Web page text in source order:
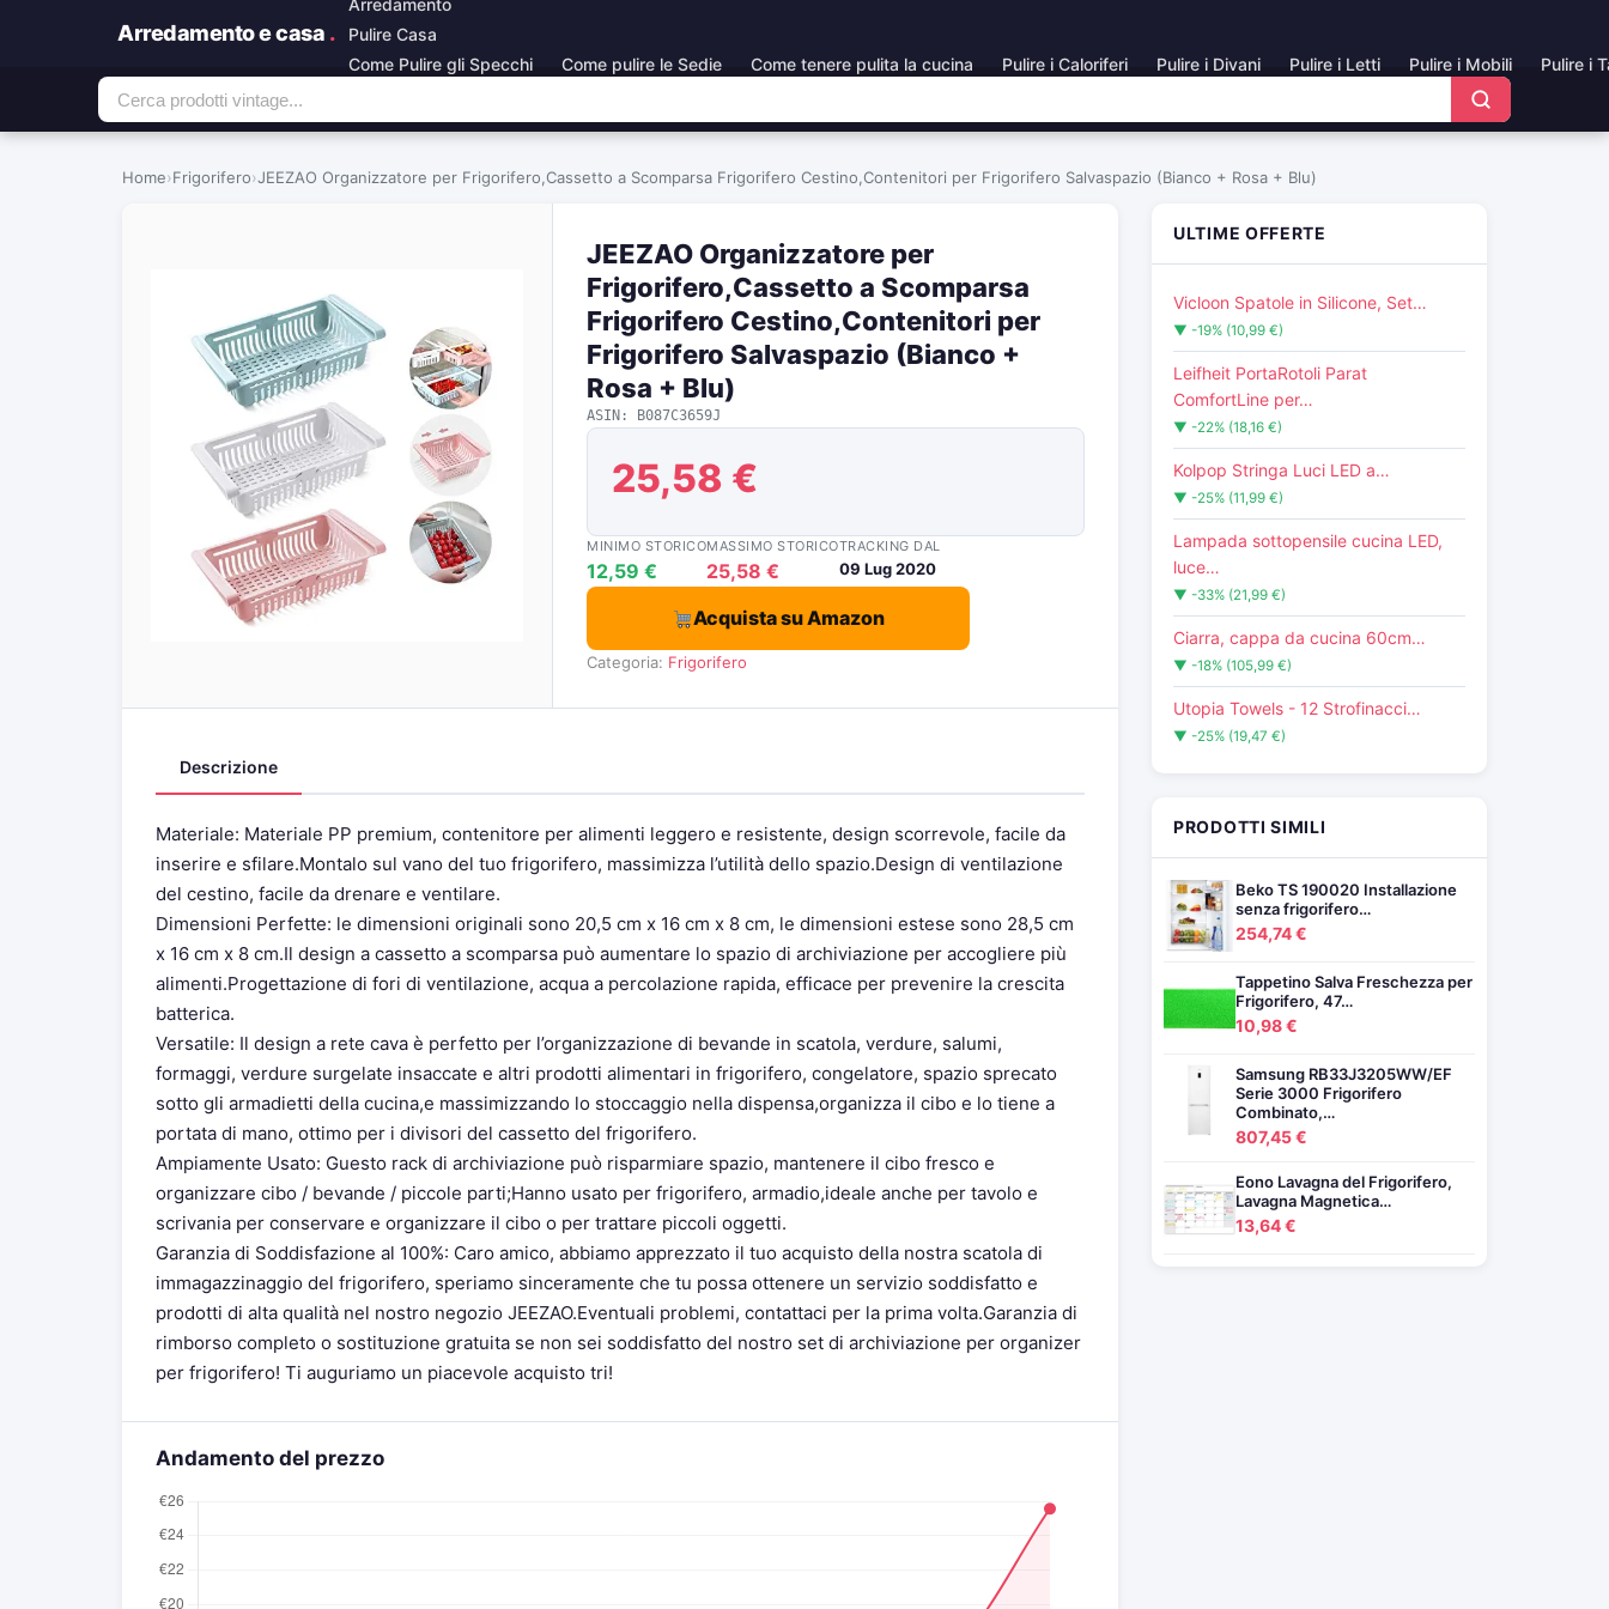
Arredamento e casa .
Pulire Casa
Come Pulire gli Specchi
Come pulire le Sedie Come tenere pulita la cucina Pulire i Caloriferi Pulire i Divani Pulire i Letti Pulire i Mobili Pulire i
Home›Frigorifero›JEEZAO Organizzatore per Frigorifero,Cassetto a Scomparsa Frigorifero Cestino,Contenitori per Frigorifero Salvaspazio (Bianco + Rosa + Blu)
JEEZAO Organizzatore per
Frigorifero,Cassetto a Scomparsa
Frigorifero Cestino,Contenitori per
Frigorifero Salvaspazio (Bianco +
Rosa + Blu)
ASIN: B087C3659J
25,58 €
MINIMO STORICO
12,59 €
MASSIMO STORICO
25,58 €
TRACKING DAL
09 Lug 2020
Acquista su Amazon
Categoria: Frigorifero
Descrizione
Materiale: Materiale PP premium, contenitore per alimenti leggero e resistente, design scorrevole, facile da
inserire e sfilare.Montalo sul vano del tuo frigorifero, massimizza l’utilità dello spazio.Design di ventilazione
del cestino, facile da drenare e ventilare.
Dimensioni Perfette: le dimensioni originali sono 20,5 cm x 16 cm x 8 cm, le dimensioni estese sono 28,5 cm
x 16 cm x 8 cm.Il design a cassetto a scomparsa può aumentare lo spazio di archiviazione per accogliere più
alimenti.Progettazione di fori di ventilazione, acqua a percolazione rapida, efficace per prevenire la crescita
batterica.
Versatile: Il design a rete cava è perfetto per l’organizzazione di bevande in scatola, verdure, salumi,
formaggi, verdure surgelate insaccate e altri prodotti alimentari in frigorifero, congelatore, spazio sprecato
sotto gli armadietti della cucina,e massimizzando lo stoccaggio nella dispensa,organizza il cibo e lo tiene a
portata di mano, ottimo per i divisori del cassetto del frigorifero.
Ampiamente Usato: Guesto rack di archiviazione può risparmiare spazio, mantenere il cibo fresco e
organizzare cibo / bevande / piccole parti;Hanno usato per frigorifero, armadio,ideale anche per tavolo e
scrivania per conservare e organizzare il cibo o per trattare piccoli oggetti.
Garanzia di Soddisfazione al 100%: Caro amico, abbiamo apprezzato il tuo acquisto della nostra scatola di
immagazzinaggio del frigorifero, speriamo sinceramente che tu possa ottenere un servizio soddisfatto e
prodotti di alta qualità nel nostro negozio JEEZAO.Eventuali problemi, contattaci per la prima volta.Garanzia di
rimborso completo o sostituzione gratuita se non sei soddisfatto del nostro set di archiviazione per organizer
per frigorifero! Ti auguriamo un piacevole acquisto tri!
Andamento del prezzo
ULTIME OFFERTE
Vicloon Spatole in Silicone, Set…
▼ -19% (10,99 €)
Leifheit PortaRotoli Parat
ComfortLine per…
▼ -22% (18,16 €)
Kolpop Stringa Luci LED a…
▼ -25% (11,99 €)
Lampada sottopensile cucina LED,
luce…
▼ -33% (21,99 €)
Ciarra, cappa da cucina 60cm…
▼ -18% (105,99 €)
Utopia Towels - 12 Strofinacci…
▼ -25% (19,47 €)
PRODOTTI SIMILI
Beko TS 190020 Installazione
senza frigorifero…
254,74 €
Tappetino Salva Freschezza per
Frigorifero, 47…
10,98 €
Samsung RB33J3205WW/EF
Serie 3000 Frigorifero
Combinato,…
807,45 €
Eono Lavagna del Frigorifero,
Lavagna Magnetica…
13,64 €